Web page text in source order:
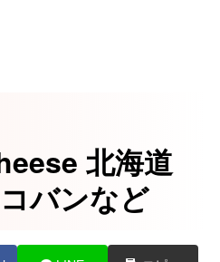
北海道
バンなど